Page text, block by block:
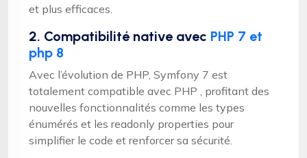
et plus efficaces.
2. Compatibilité native avec PHP 7 et
php 8
Avec l’évolution de PHP, Symfony 7 est
totalement compatible avec PHP , profitant des
nouvelles fonctionnalités comme les types
énumérés et les readonly properties pour
simplifier le code et renforcer sa sécurité.